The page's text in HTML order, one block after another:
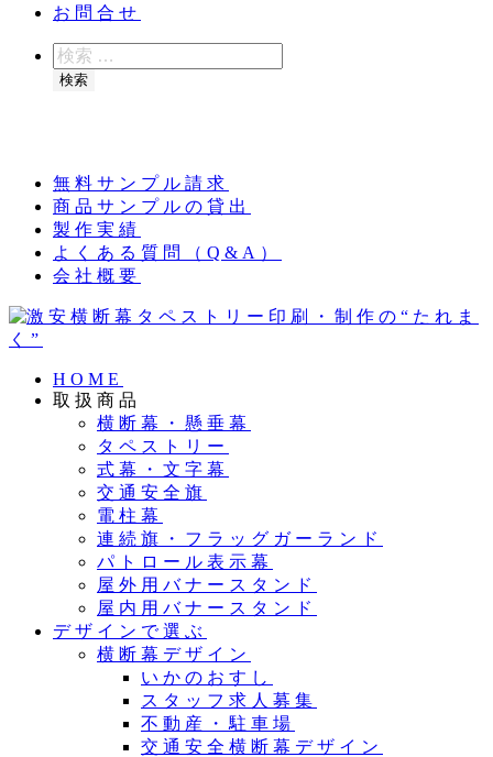
お問合せ
検
索
検索
無料サンプル請求
商品サンプルの貸出
製作実績
よくある質問（Q&A）
会社概要
HOME
取扱商品
横断幕・懸垂幕
タペストリー
式幕・文字幕
交通安全旗
電柱幕
連続旗・フラッグガーランド
パトロール表示幕
屋外用バナースタンド
屋内用バナースタンド
デザインで選ぶ
横断幕デザイン
いかのおすし
スタッフ求人募集
不動産・駐車場
交通安全横断幕デザイン